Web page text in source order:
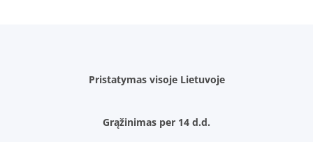
Pristatymas visoje Lietuvoje
Grąžinimas per 14 d.d.